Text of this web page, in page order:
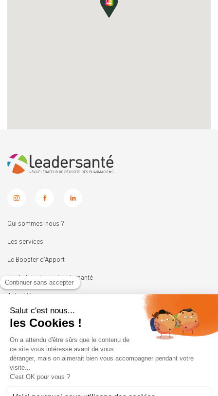
Qui sommes-nous ?
Les services
Le Booster d’Apport
Les Laboratoires Leadersanté
Actualités
Nous rejoindre
92100 BOULOGNE-BILLANCOURT
01 41 05 45 62
contact@leadersante.fr